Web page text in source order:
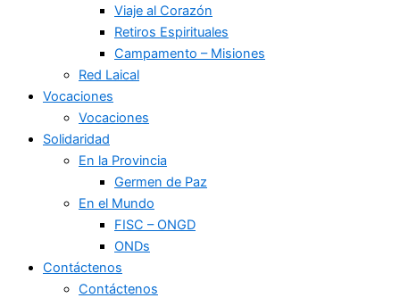
Viaje al Corazón
Retiros Espirituales
Campamento – Misiones
Red Laical
Vocaciones
Vocaciones
Solidaridad
En la Provincia
Germen de Paz
En el Mundo
FISC – ONGD
ONDs
Contáctenos
Contáctenos